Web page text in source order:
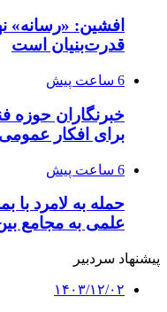
افشین: «رسانه»
قدرت‌بنیان است
6 ساعت پیش
خبرنگاران حوزه
برای افکار
6 ساعت پیش
حمله به لامرد با
علمی به مجامع
پیشنهاد سردبیر
۱۴۰۳/۱۲/۰۲